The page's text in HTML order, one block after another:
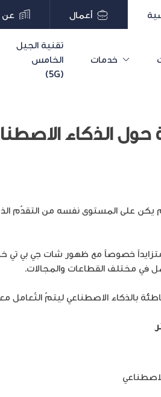
أعمال عن
خدمات
تقنية الجيل
الخامس
(5G)
الذكاء
خصوصاً مع ظهور شات جي بي تي
مختلف القطاعات والمجالات.
بالذكاء الاصطناعي ليتمّ